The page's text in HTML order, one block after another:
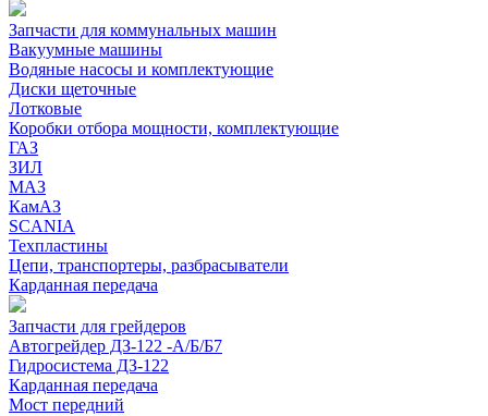
Запчасти для коммунальных машин
Вакуумные машины
Водяные насосы и комплектующие
Диски щеточные
Лотковые
Коробки отбора мощности, комплектующие
ГАЗ
ЗИЛ
МАЗ
КамАЗ
SCANIA
Техпластины
Цепи, транспортеры, разбрасыватели
Карданная передача
Запчасти для грейдеров
Автогрейдер ДЗ-122 -А/Б/Б7
Гидросистема ДЗ-122
Карданная передача
Мост передний